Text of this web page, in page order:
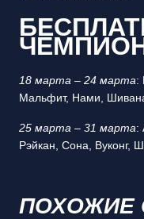
18 марта – 24 марта:
Мальфит, Нами,
25 марта – 31 марта:
Рэйкан, Сона, Вуконг,
ПОХОЖИЕ